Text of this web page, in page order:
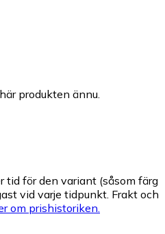
produkten ännu.
tid för den variant (såsom färg
vid varje tidpunkt. Frakt och
om prishistoriken.